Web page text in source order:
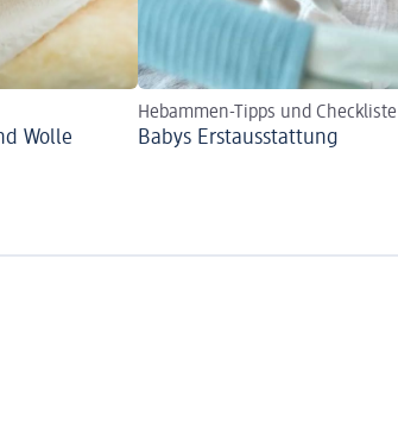
Wolle
Hebammen-Tipps und Checkliste
Babys Erst­aus­stattung